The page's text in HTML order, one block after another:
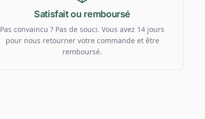
Satisfait ou remboursé
Pas convaincu ? Pas de souci. Vous avez 14 jours
pour nous retourner votre commande et être
remboursé.